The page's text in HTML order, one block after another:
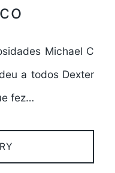
Michael C
a todos Dexter
fez…